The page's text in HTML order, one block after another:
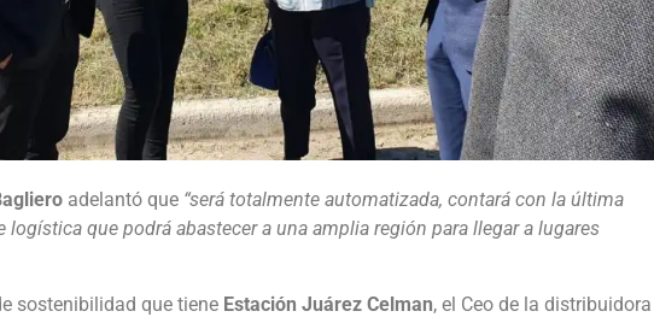
adelantó que “será totalmente automatizada, contará con la última
que podrá abastecer a una amplia región para llegar a lugares
sostenibilidad que tiene Estación Juárez Celman, el Ceo de la distribuidora